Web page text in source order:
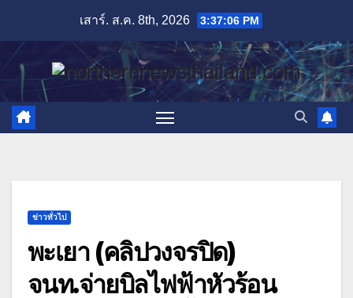
content
เสาร์. ส.ค. 8th, 2026 3:37:07 PM
ข่าวทั่วไป
พะเยา (คลิปวงจรปิด)
จนท.จ่ายบิลไฟฟ้าหัวร้อน